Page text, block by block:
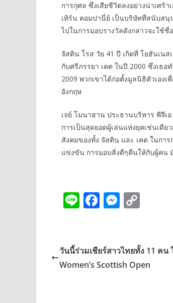
การกุศล ซึ่งเสียชีวิตลงอย่างน่าเศร้
เทิร์น คอมปานี่ย์ เป็นบริษัทที่สนับสนุ
ไปในการมอบรางวัลดังกล่าวจะใช้ชื่
จัสติน โรส วัย 41 ปี เกิดที่ โยฮันเน
กับศรีภรรยา เคต ในปี 2000 ซึ่งเธ
2009 พวกเขาได้ก่อตั้งมูลนิธิตัวเอง
อังกฤษ
เจย์ โมนาฮาน ประธานบริหาร พีจีเ
การเป็นสุดยอดผู้เล่นแห่งยุคเช่นเดี
สังคมของทั้ง จัสติน และ เคต ในกา
แข่งขัน การมอบสิ่งดีๆคืนให้กับผู้คน
Li F
b
o
M
e
n
y
Li
วันนี้ร่วมเชียร์สาวไทยทั้ง 11 คน
Women’s Scottish Open